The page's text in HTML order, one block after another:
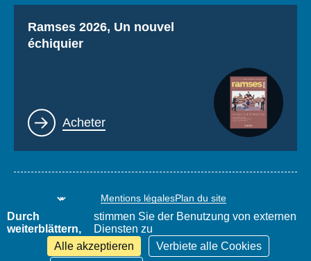
Titre
Ramses 2026, Un nouvel
échiquier
Lien
Acheter
Mentions légalesPlan du site
www.thierrydemontbrial.com
World Policy Conference
Blog Politique étrangère
Durch
weiterblättern,
stimmen Sie der Benutzung von externen
Diensten zu
Alle akzeptieren
Verbiete alle Cookies